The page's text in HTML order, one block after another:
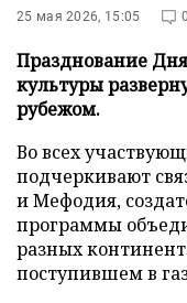
25 мая 2026, 15:05 0
Празднование
культуры
рубежом.
Во всех
подчеркивают
и Мефодия,
программы
разных
поступившем в